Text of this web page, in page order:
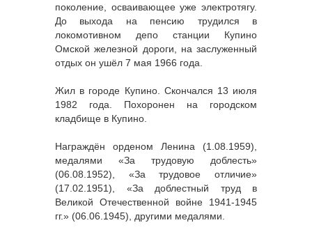
поколение, осваивающее уже электротягу.
До выхода на пенсию трудился в
локомотивном депо станции Купино
Омской железной дороги, на заслуженный
отдых он ушёл 7 мая 1966 года.
Жил в городе Купино. Скончался 13 июля
1982 года. Похоронен на городском
кладбище в Купино.
Награждён орденом Ленина (1.08.1959),
медалями «За трудовую доблесть»
(06.08.1952), «За трудовое отличие»
(17.02.1951), «За доблестный труд в
Великой Отечественной войне 1941-1945
гг.» (06.06.1945), другими медалями.